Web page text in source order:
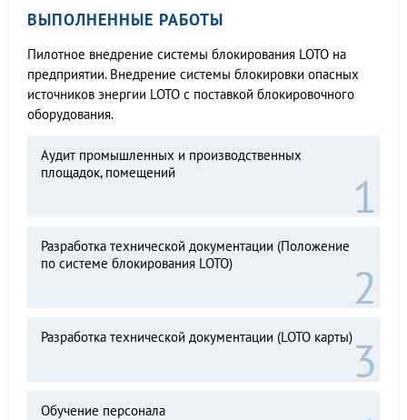
ВЫПОЛНЕННЫЕ РАБОТЫ
Пилотное внедрение системы блокирования LOTO на
предприятии. Внедрение системы блокировки опасных
источников энергии LOTO с поставкой блокировочного
оборудования.
Аудит промышленных и производственных
площадок, помещений
Разработка технической документации (Положение
по системе блокирования LOTO)
Разработка технической документации (LOTO карты)
Обучение персонала